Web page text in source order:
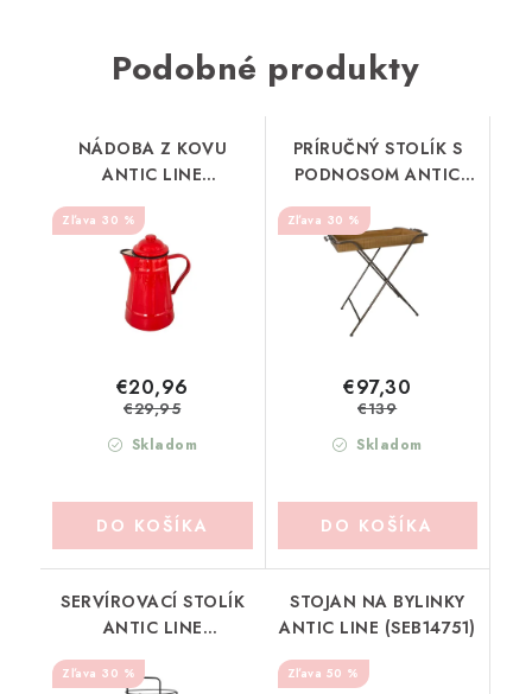
Podobné produkty
NÁDOBA Z KOVU
ANTIC LINE
(SEB16609)
30 %
Skladom
€20,96
€29,95
DO KOŠÍKA
PRÍRUČNÝ STOLÍK S
PODNOSOM ANTIC
LINE (SEB17219)
30 %
Skladom
€97,30
€139
DO KOŠÍKA
SERVÍROVACÍ STOLÍK
ANTIC LINE
30 %
STOJAN NA BYLINKY
ANTIC LINE (SEB14751)
50 %